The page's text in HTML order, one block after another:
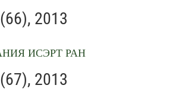
2013
ИСЭРТ РАН
2013